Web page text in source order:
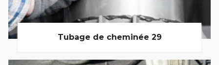
Tubage de cheminée 29